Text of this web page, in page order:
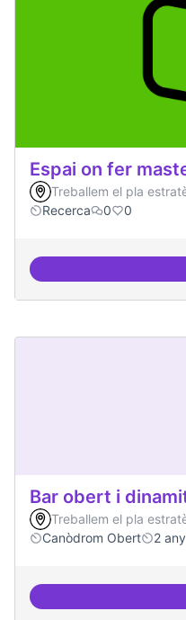
Espai on fer
Treballem el pla
Recerca
0 0
Bar obert i
Treballem el pla
Canòdrom Obert
2